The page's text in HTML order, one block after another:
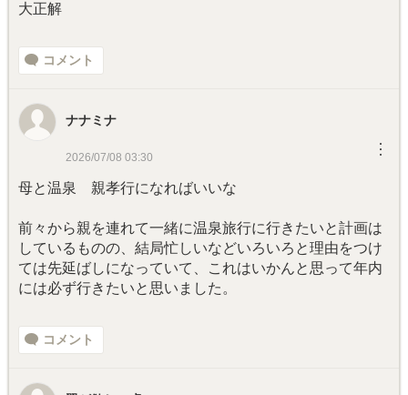
大正解
コメント
ナナミナ
2026/07/08 03:30 ︙
母と温泉 親孝行になればいいな
前々から親を連れて一緒に温泉旅行に行きたいと計画は
しているものの、結局忙しいなどいろいろと理由をつけ
ては先延ばしになっていて、これはいかんと思って年内
には必ず行きたいと思いました。
コメント